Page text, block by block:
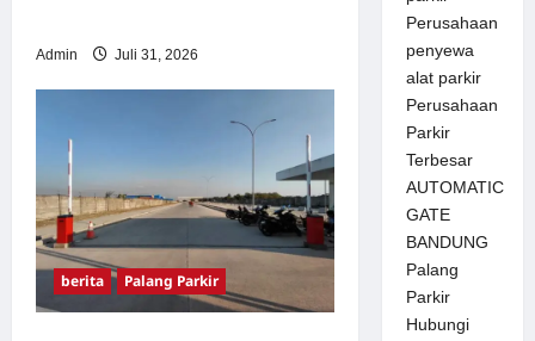
Admin Juli 31, 2026
berita Palang Parkir
Perusahaan
penyewa
alat parkir
Perusahaan
Parkir
Terbesar
AUTOMATIC
GATE
BANDUNG
Palang
Parkir
Hubungi